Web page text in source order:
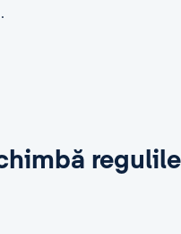
regulile